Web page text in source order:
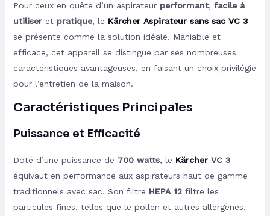
Pour ceux en quête d’un aspirateur performant, facile à
utiliseret pratique, le Kärcher Aspirateur sans sac VC 3
se présente comme la solution idéale. Maniable et
efficace, cet appareil se distingue par ses nombreuses
caractéristiques avantageuses, en faisant un choix privilégié
pour l’entretien de la maison.
Caractéristiques Principales
Puissance et Efficacité
Doté d’une puissance de 700 watts, le KärcherVC 3
équivaut en performance aux aspirateurs haut de gamme
traditionnels avec sac. Son filtre HEPA 12filtre les
particules fines, telles que le pollen et autres allergènes,